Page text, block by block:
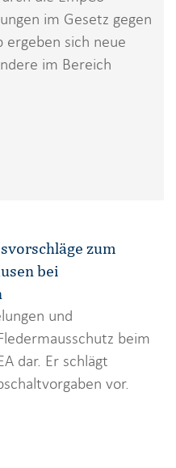
im Gesetz gegen
sich neue
im Bereich
zum
bei
und
beim
dar. Er schlägt
vor.